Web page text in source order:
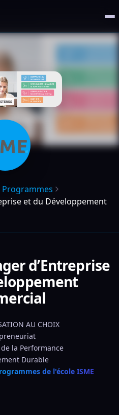
Programmes
et du Développement
d’Entreprise
AU CHOIX
la Performance
Durable
de l'école ISME